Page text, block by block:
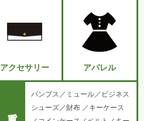
アクセサリー アパレル
パンプス／ミュール／ビジネス
シューズ／財布 ／キーケース